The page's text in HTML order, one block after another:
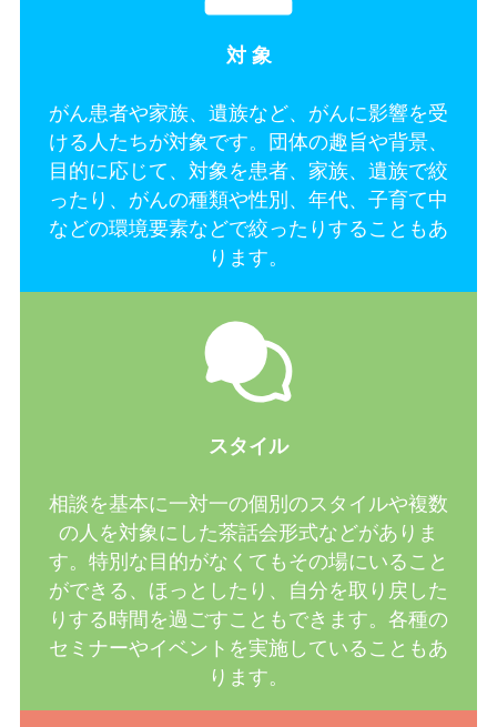
対 象
がん患者や家族、遺族など、がんに影響を受
ける人たちが対象です。団体の趣旨や背景、
目的に応じて、対象を患者、家族、遺族で絞
ったり、がんの種類や性別、年代、子育て中
などの環境要素などで絞ったりすることもあ
ります。
スタイル
相談を基本に一対一の個別のスタイルや複数
の人を対象にした茶話会形式などがありま
す。特別な目的がなくてもその場にいること
ができる、ほっとしたり、自分を取り戻した
りする時間を過ごすこともできます。各種の
セミナーやイベントを実施していることもあ
ります。